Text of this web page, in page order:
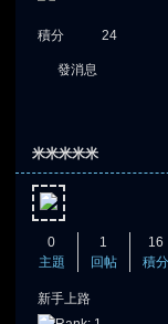
積分 24
發消息
米米米米米
0
主題
1
回帖
16
積分
新手上路